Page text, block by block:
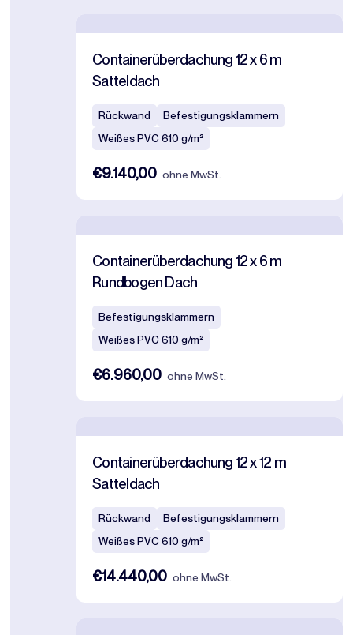
Containerüberdachung 12 x 6 m
Satteldach
Rückwand
Befestigungsklammern
Weißes PVC 610 g/m²
€9.140,00 ohne MwSt.
Containerüberdachung 12 x 6 m
Rundbogen Dach
Befestigungsklammern
Weißes PVC 610 g/m²
€6.960,00 ohne MwSt.
Containerüberdachung 12 x 12 m
Satteldach
Rückwand
Befestigungsklammern
Weißes PVC 610 g/m²
€14.440,00 ohne MwSt.